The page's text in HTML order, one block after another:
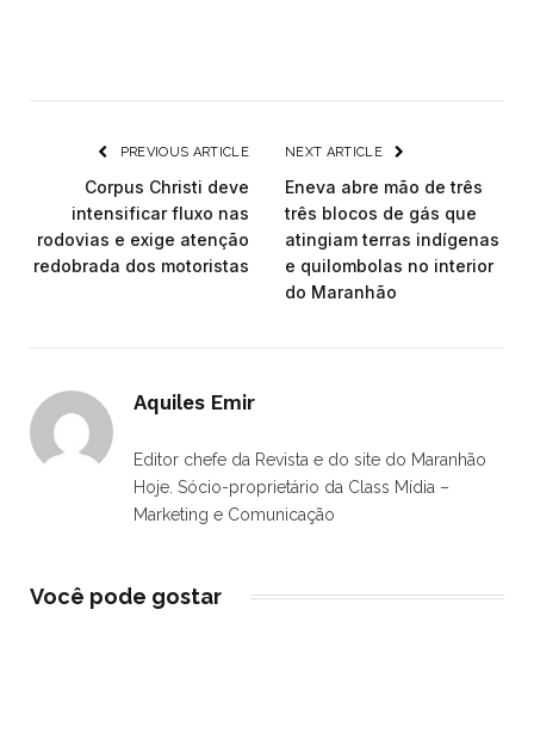
PREVIOUS ARTICLE
Corpus Christi deve
intensificar fluxo nas
rodovias e exige atenção
redobrada dos motoristas
NEXT ARTICLE
Eneva abre mão de três
três blocos de gás que
atingiam terras indígenas
e quilombolas no interior
do Maranhão
Aquiles Emir
Editor chefe da Revista e do site do Maranhão
Hoje. Sócio-proprietário da Class Mídia –
Marketing e Comunicação
Você pode gostar